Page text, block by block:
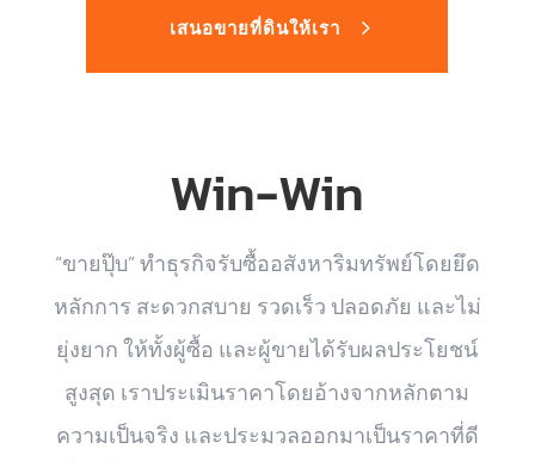
เสนอขายที่ดินให้เรา
Win-Win
“ขายปุ๊บ” ทำธุรกิจรับซื้ออสังหาริมทรัพย์โดยยึด
หลักการ สะดวกสบาย รวดเร็ว ปลอดภัย และไม่
ยุ่งยาก ให้ทั้งผู้ซื้อ และผู้ขายได้รับผลประโยชน์
สูงสุด เราประเมินราคาโดยอ้างจากหลักตาม
ความเป็นจริง และประมวลออกมาเป็นราคาที่ดี